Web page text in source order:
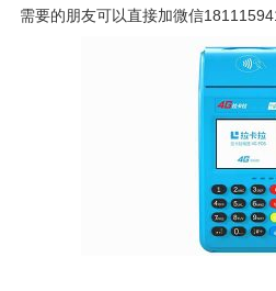
需要的朋友可以直接加微信